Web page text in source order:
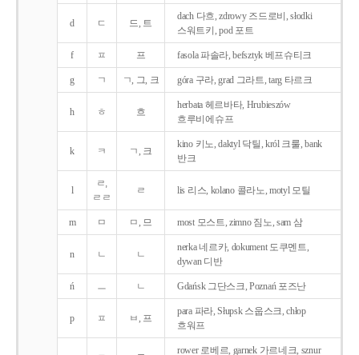
d ㄷ 드, 트
dach 다흐, zdrowy 즈드로비, słodki
스워트키, pod 포트
f ㅍ 프 fasola 파솔라, befsztyk 베프슈티크
g ㄱ ㄱ, 그, 크 góra 구라, grad 그라트, targ 타르크
h ㅎ 흐
herbata 헤르바타, Hrubieszów
흐루비에슈프
k ㅋ ㄱ, 크
kino 키노, daktyl 닥틸, król 크룰, bank
반크
l
ㄹ,
ㄹㄹ
ㄹ lis 리스, kolano 콜라노, motyl 모틸
m ㅁ ㅁ, 므 most 모스트, zimno 짐노, sam 삼
n ㄴ ㄴ
nerka 네르카, dokument 도쿠멘트,
dywan 디반
ń ㅡ ㄴ Gdańsk 그단스크, Poznań 포즈난
p ㅍ ㅂ, 프
para 파라, Słupsk 스웁스크, chłop
흐워프
rower 로베르, garnek 가르네크, sznur